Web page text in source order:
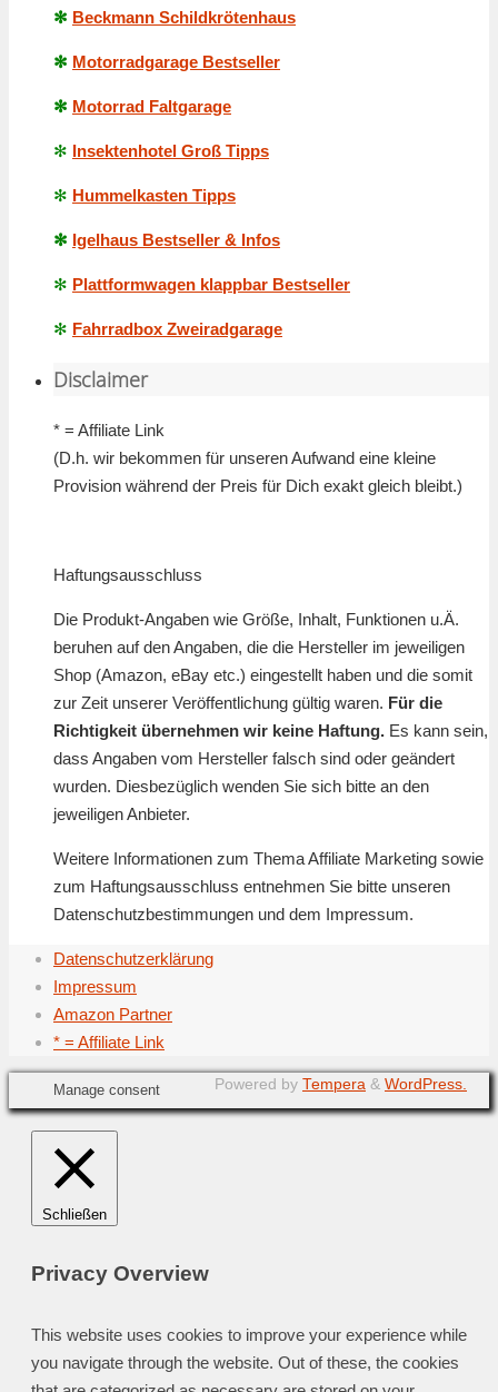
✻ Beckmann Schildkrötenhaus
✻ Motorradgarage Bestseller
✻ Motorrad Faltgarage
✻ Insektenhotel Groß Tipps
✻ Hummelkasten Tipps
✻ Igelhaus Bestseller & Infos
✻ Plattformwagen klappbar Bestseller
✻ Fahrradbox Zweiradgarage
Disclaimer
* = Affiliate Link
(D.h. wir bekommen für unseren Aufwand eine kleine
Provision während der Preis für Dich exakt gleich bleibt.)
Haftungsausschluss
Die Produkt-Angaben wie Größe, Inhalt, Funktionen u.Ä.
beruhen auf den Angaben, die die Hersteller im jeweiligen
Shop (Amazon, eBay etc.) eingestellt haben und die somit
zur Zeit unserer Veröffentlichung gültig waren. Für die
Richtigkeit übernehmen wir keine Haftung. Es kann sein,
dass Angaben vom Hersteller falsch sind oder geändert
wurden. Diesbezüglich wenden Sie sich bitte an den
jeweiligen Anbieter.
Weitere Informationen zum Thema Affiliate Marketing sowie
zum Haftungsausschluss entnehmen Sie bitte unseren
Datenschutzbestimmungen und dem Impressum.
Datenschutzerklärung
Impressum
Amazon Partner
* = Affiliate Link
Powered by Tempera & WordPress.
Manage consent
Schließen
Privacy Overview
This website uses cookies to improve your experience while
you navigate through the website. Out of these, the cookies